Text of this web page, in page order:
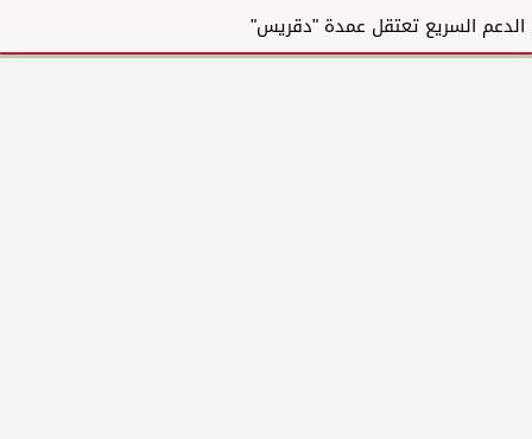
الدعم السريع تعتقل عمدة "دقريس"